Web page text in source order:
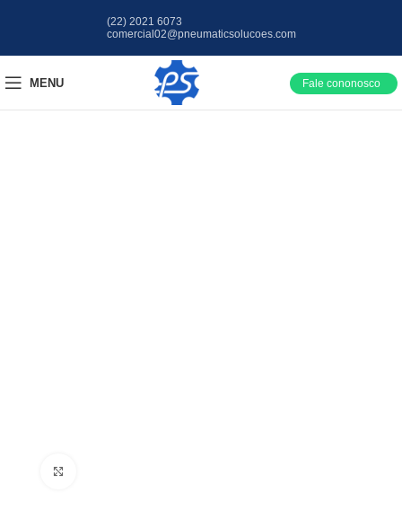
(22) 2021 6073
comercial02@pneumaticsolucoes.com
MENU Fale cononosco